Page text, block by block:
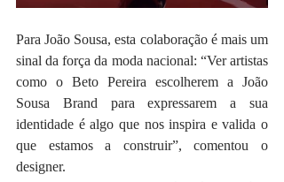
Para João Sousa, esta colaboração é mais um
sinal da força da moda nacional: “Ver artistas
como o Beto Pereira escolherem a João
Sousa Brand para expressarem a sua
identidade é algo que nos inspira e valida o
que estamos a construir”, comentou o
designer.